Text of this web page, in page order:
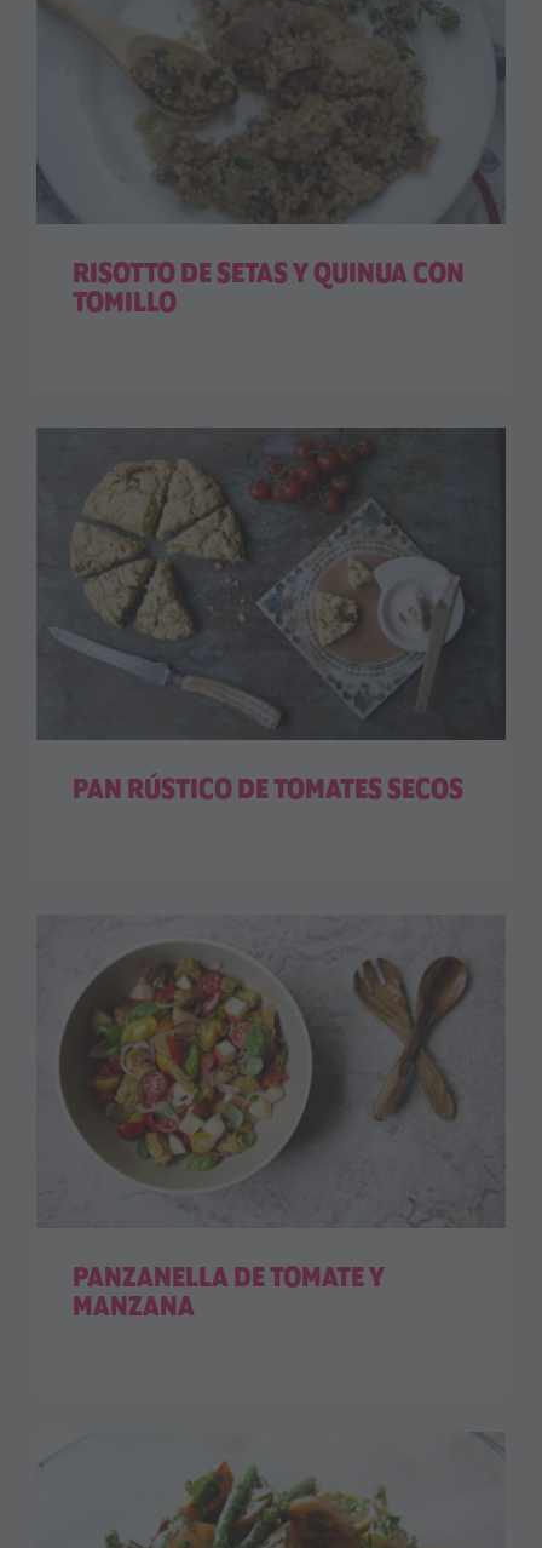
RISOTTO DE SETAS Y QUINUA CON
TOMILLO
PAN RÚSTICO DE TOMATES SECOS
PANZANELLA DE TOMATE Y
MANZANA